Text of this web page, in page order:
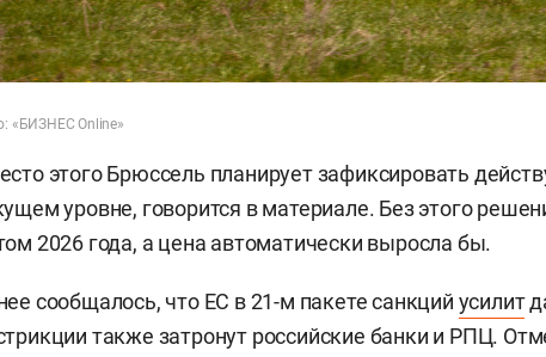
«БИЗНЕС Online»
этого Брюссель планирует зафиксировать
уровне, говорится в материале. Без этого
2026 года, а цена автоматически выросла бы.
сообщалось, что ЕС в 21-м пакете санкций усилит
также затронут российские банки и РПЦ.